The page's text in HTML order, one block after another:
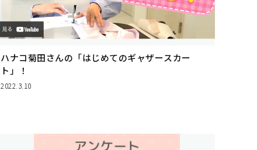
ハナコ菊田さんの「はじめてのギャザースカー
ト」！
2022.3.10